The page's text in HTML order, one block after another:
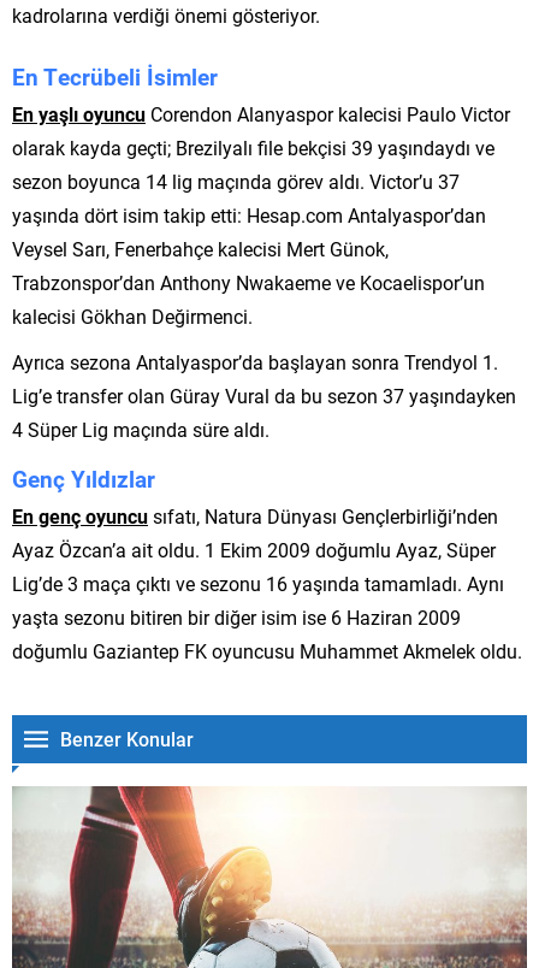
kadrolarına verdiği önemi gösteriyor.
En Tecrübeli İsimler
En yaşlı oyuncu Corendon Alanyaspor kalecisi Paulo Victor
olarak kayda geçti; Brezilyalı file bekçisi 39 yaşındaydı ve
sezon boyunca 14 lig maçında görev aldı. Victor’u 37
yaşında dört isim takip etti: Hesap.com Antalyaspor’dan
Veysel Sarı, Fenerbahçe kalecisi Mert Günok,
Trabzonspor’dan Anthony Nwakaeme ve Kocaelispor’un
kalecisi Gökhan Değirmenci.
Ayrıca sezona Antalyaspor’da başlayan sonra Trendyol 1.
Lig’e transfer olan Güray Vural da bu sezon 37 yaşındayken
4 Süper Lig maçında süre aldı.
Genç Yıldızlar
En genç oyuncusıfatı, Natura Dünyası Gençlerbirliği’nden
Ayaz Özcan’a ait oldu. 1 Ekim 2009 doğumlu Ayaz, Süper
Lig’de 3 maça çıktı ve sezonu 16 yaşında tamamladı. Aynı
yaşta sezonu bitiren bir diğer isim ise 6 Haziran 2009
doğumlu Gaziantep FK oyuncusu Muhammet Akmelek oldu.
Benzer Konular